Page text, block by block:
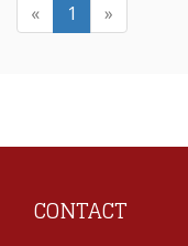
« 1 »
CONTACT